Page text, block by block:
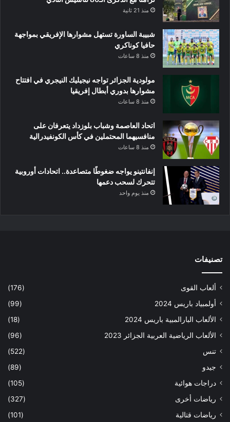
منذ 21 ثانية
شبيبة الساورة تستهل مشوارها الإفريقي بمواجهة
حافيا كوناكري
منذ 8 ساعات
مولودية الجزائر تواجه نيجيليك النيجري في افتتاح
مشوارها بدوري أبطال إفريقيا
منذ 8 ساعات
اتحاد العاصمة وشباب بلوزداد يتعرفان على
منافسيهما المحتملين في كأس الكونفيدرالية
منذ 8 ساعات
إنفانتينو يواجه ضغوطًا متصاعدة.. اتحادات أوروبية
تتحرك لسحب دعمها
منذ يوم واحد
تصنيفات
ألعاب القوى
(176)
أولمبياد باريس 2024
(99)
الألعاب البارالمبية باريس 2024
(18)
الألعاب الرياضية العربية الجزائر 2023
(96)
تنس
(522)
جيدو
(89)
دراجات هوائية
(105)
رياضات أخرى
(327)
رياضات قتالية
(101)